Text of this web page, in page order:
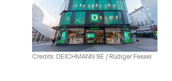
Credits: DEICHMANN SE / Rüdiger Fessel